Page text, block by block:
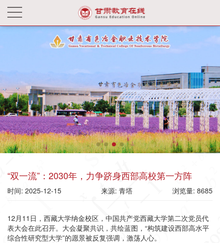
“双一流”：2030年，力争跻身西部高校第一方阵
时间: 2025-12-15 来源: 青塔 浏览量: 8685
12月11日， 西藏大学纳金校区，中国共产党西藏大学第二次党员代
表大会在此召开。大会凝聚共识，共绘蓝图，“构筑建设西部高水平
综合性研究型大学”的愿景被反复强调，激荡人心。